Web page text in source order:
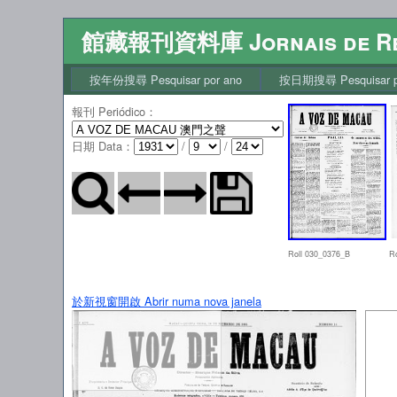
館藏報刊資料庫 Jornais de
按年份搜尋 Pesquisar por ano
按日期搜尋 Pesquisar
報刊 Periódico ：
日期 Data ： / /
Roll 030_0376_B
於新視窗開啟 Abrir numa nova janela